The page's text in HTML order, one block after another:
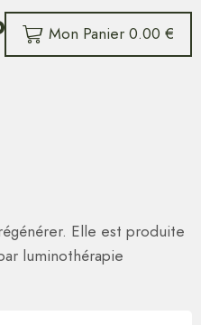
Mon Panier 0.00 €
Elle est produite
luminothérapie